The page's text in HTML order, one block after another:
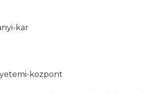
kar
kozpont